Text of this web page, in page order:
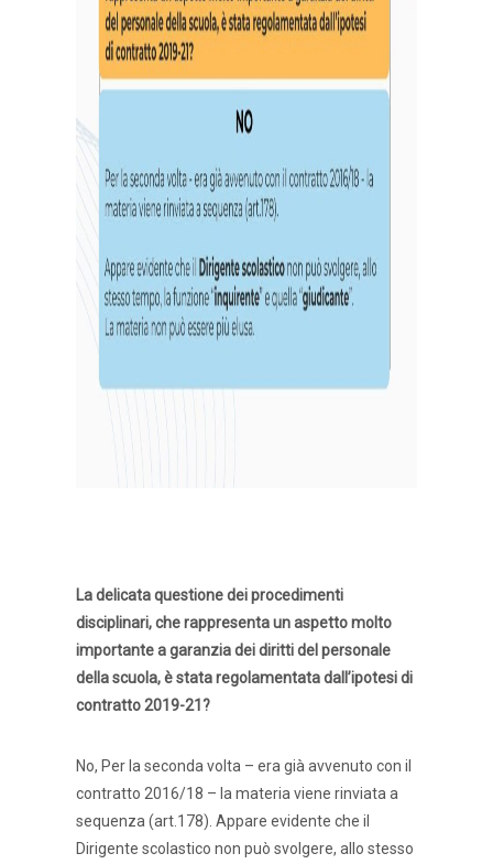
La delicata questione dei procedimenti
disciplinari, che rappresenta un aspetto molto
importante a garanzia dei diritti del personale
della scuola, è stata regolamentata dall’ipotesi di
contratto 2019-21?
No, Per la seconda volta – era già avvenuto con il
contratto 2016/18 – la materia viene rinviata a
sequenza (art.178). Appare evidente che il
Dirigente scolastico non può svolgere, allo stesso